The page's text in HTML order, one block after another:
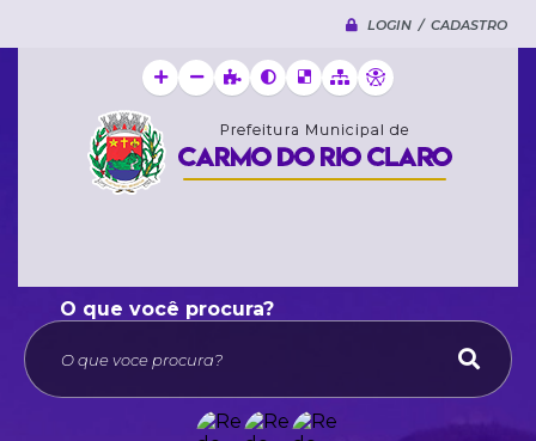
LOGIN / CADASTRO
O que voce procura?